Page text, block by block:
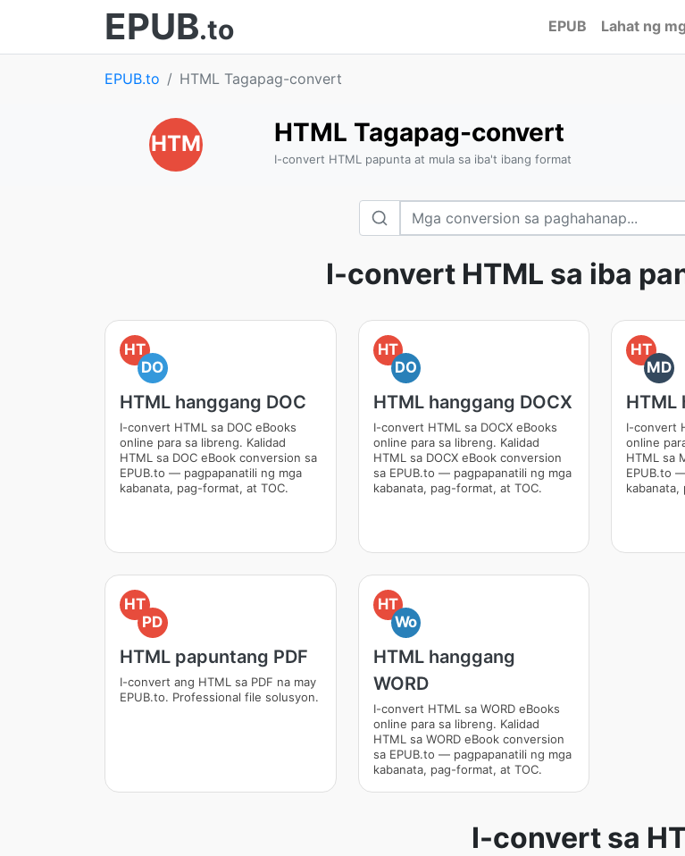
EPUB.to EPUB Lahat ng
EPUB.to HTML Tagapag-convert
HTM HTML Tagapag-convert
I-convert HTML papunta at mula sa iba't ibang format
I-convert HTML sa iba
HT
DO
HTML hanggang DOC
I-convert HTML sa DOC eBooks
online para sa libreng. Kalidad
HTML sa DOC eBook conversion sa
EPUB.to — pagpapanatili ng mga
kabanata, pag-format, at TOC.
HT
DO
HTML hanggang DOCX
I-convert HTML sa DOCX eBooks
online para sa libreng. Kalidad
HTML sa DOCX eBook conversion
sa EPUB.to — pagpapanatili ng mga
kabanata, pag-format, at TOC.
HT
MD
HTML
I-convert
online
HTML sa
EPUB.to
kabanata,
HT
PD
HTML papuntang PDF
I-convert ang HTML sa PDF na may
EPUB.to. Professional file solusyon.
HT
Wo
HTML hanggang
WORD
I-convert HTML sa WORD eBooks
online para sa libreng. Kalidad
HTML sa WORD eBook conversion
sa EPUB.to — pagpapanatili ng mga
kabanata, pag-format, at TOC.
I-convert sa